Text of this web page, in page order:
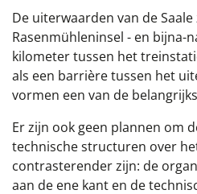
De uiterwaarden van de
Rasenmühleninsel - en
kilometer tussen het
als een barrière tussen het
vormen een van de
Er zijn ook geen plannen om
technische structuren over
contrasterender zijn: de
aan de ene kant en de